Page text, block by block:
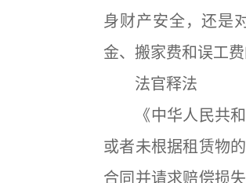
身财产安全，还是
金、搬家费和误工费
法官释法
《中华人民共和
或者未根据租赁物
合同并请求赔偿损